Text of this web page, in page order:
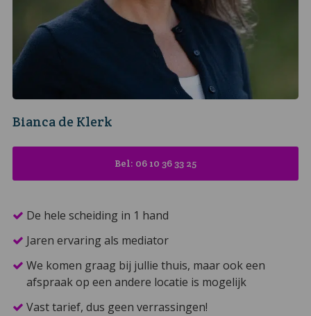
Bianca de Klerk
Bel: 06 10 36 33 25
De hele scheiding in 1 hand
Jaren ervaring als mediator
We komen graag bij jullie thuis, maar ook een
afspraak op een andere locatie is mogelijk
Vast tarief, dus geen verrassingen!